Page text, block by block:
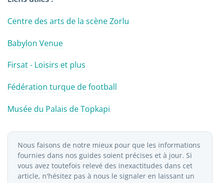
Centre des arts de la scène Zorlu
Babylon Venue
Firsat - Loisirs et plus
Fédération turque de football
Musée du Palais de Topkapi
Nous faisons de notre mieux pour que les informations
fournies dans nos guides soient précises et à jour. Si
vous avez toutefois relevé des inexactitudes dans cet
article, n'hésitez pas à nous le signaler en laissant un